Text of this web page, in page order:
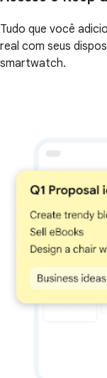
Tudo que você
real com seus
smartwatch.